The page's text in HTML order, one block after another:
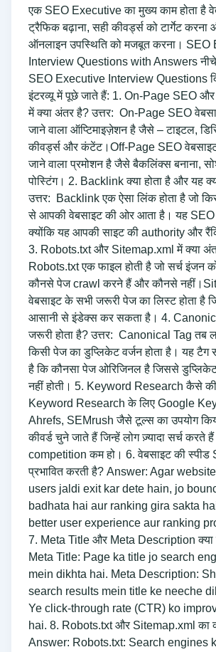
एक SEO Executive का मुख्य काम होता है
ट्रैफिक बढ़ाना, सही कीवर्ड्स को टार्गेट करना
ऑनलाइन उपस्थिति को मजबूत करना। SEO
Interview Questions with Answers नीचे
SEO Executive Interview Questions
इंटरव्यू में पूछे जाते हैं: 1. On-Page SEO
में क्या अंतर है? उत्तर: On-Page SEO
जाने वाला ऑप्टिमाइज़ेशन है जैसे – टाइटल,
कीवर्ड्स और कंटेंट।Off-Page SEO वेबसाइट
जाने वाला प्रमोशन है जैसे बैकलिंक्स बनाना,
पोस्टिंग। 2. Backlink क्या होता है और यह
उत्तर: Backlink एक ऐसा लिंक होता है जो
से आपकी वेबसाइट की ओर आता है। यह SEO
क्योंकि यह आपकी साइट की authority और
3. Robots.txt और Sitemap.xml में क्या
Robots.txt एक फाइल होती है जो सर्च इंजन
कौनसे पेज crawl करने हैं और कौनसे
वेबसाइट के सभी जरूरी पेज का लिस्ट होता है
आसानी से इंडेक्स कर सकता है। 4.
जरूरी होता है? उत्तर: Canonical Tag तब
किसी पेज का डुप्लिकेट वर्जन होता है। यह टैग
है कि कौनसा पेज ओरिजिनल है जिससे
नहीं होती। 5. Keyword Research कैसे की
Keyword Research के लिए Google
Ahrefs, SEMrush जैसे टूल्स का उपयोग
कीवर्ड चुने जाते हैं जिन्हें लोग ज़्यादा सर्च करते
competition कम हो। 6. वेबसाइट की
प्रभावित करती है? Answer: Agar
users jaldi exit kar dete hain, jo
badhata hai aur ranking gira sakta
better user experience aur ranking
7. Meta Title और Meta Description क्या
Meta Title: Page ka title jo search
mein dikhta hai. Meta Description:
search results mein title ke neeche
Ye click-through rate (CTR) ko
hai. 8. Robots.txt और Sitemap.xml का
Answer: Robots.txt: Search engines